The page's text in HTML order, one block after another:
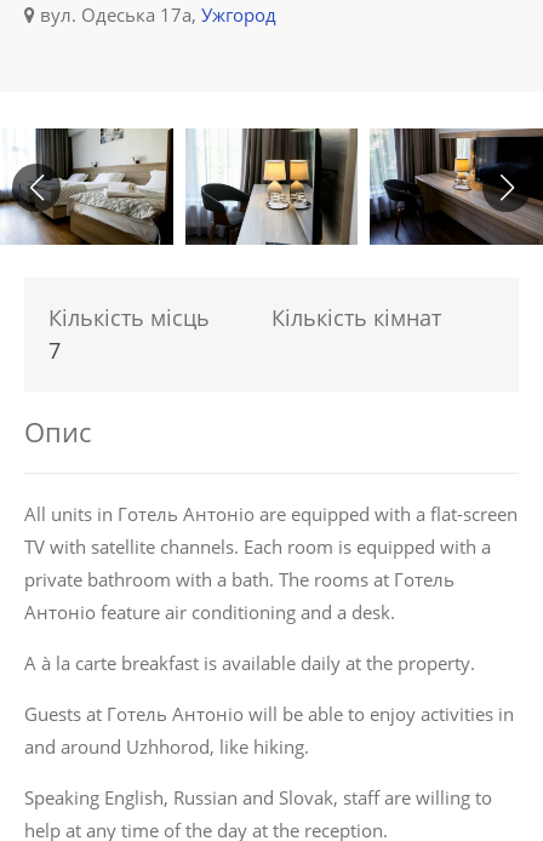
вул. Одеська 17а, Ужгород
Кількість місць
7
Кількість кімнат
Опис
All units in Готель Антоніо are equipped with a flat-screen
TV with satellite channels. Each room is equipped with a
private bathroom with a bath. The rooms at Готель
Антоніо feature air conditioning and a desk.
A à la carte breakfast is available daily at the property.
Guests at Готель Антоніо will be able to enjoy activities in
and around Uzhhorod, like hiking.
Speaking English, Russian and Slovak, staff are willing to
help at any time of the day at the reception.